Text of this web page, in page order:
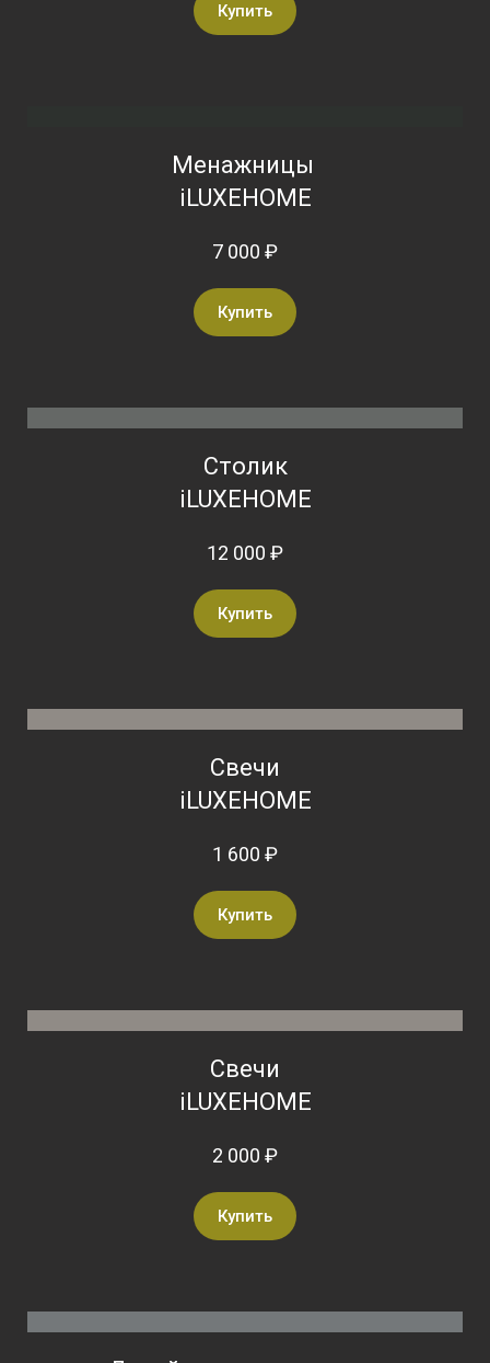
Купить
Менажницы
iLUXEHOME
7 000 ₽
Купить
Столик
iLUXEHOME
12 000 ₽
Купить
Свечи
iLUXEHOME
1 600 ₽
Купить
Свечи
iLUXEHOME
2 000 ₽
Купить